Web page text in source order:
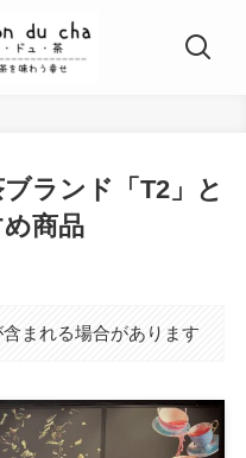
ランド「T2」と
商品
まれる場合があります